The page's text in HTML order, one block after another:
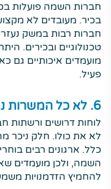
חברות השמה פועלות
בכיר. מעובדים לא
חברות רבות במשק
טכנולוגיים ובכירים.
מועמדים איכותיים גם
פעיל.
6. לא כל המשרות נמצאות באינטרנט
לוחות דרושים ורשתות
לא את כולו. חלק ניכר
כלל. ארגונים רבים
השמה, ולכן מועמדים
להחמיץ הזדמנויות